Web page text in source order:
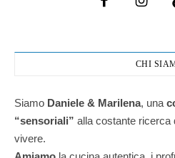
CHI
Siamo Daniele & Marilena, una
“sensoriali” alla costante ricerca
vivere.